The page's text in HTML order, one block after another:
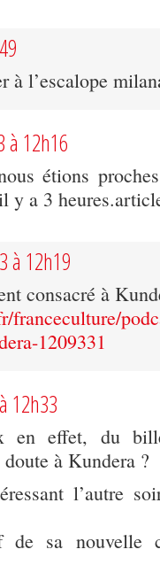
à l’escalope
à 12h16
étions
y a 3
à 12h19
consacré à
1209331
12h33
en effet, du
à Kundera ?
l’autre
de sa nouvelle